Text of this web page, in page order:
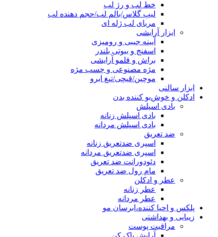
خط لب و رژ لب
لیپ گلاس/بالم لب/حجم دهنده لب
مربای لب ژله ای
ابزار آرایشی
آیینه جیبی و رومیزی
اسفنج و بیوتی بلندر
براش و قلمو آرایشی
مژه مصنوعی و چسب مژه
موچین/قیچی/تیغ ابرو
ابزار سالنی
ادکلن و خوش‌بو کننده بدن
بادی اسپلش
بادی اسپلش زنانه
بادی اسپلش مردانه
ضد تعریق
اسپری ضدتعریق زنانه
اسپری ضدتعریق مردانه
دئودورانت ضد تعریق
مام رول ضد تعریق
عطر و ادکلن
عطر زنانه
عطر مردانه
پلکس و احیا کننده،ابرسان مو
زیبایی و بهداشتی
مراقبت پوست
آرایش پاک کن